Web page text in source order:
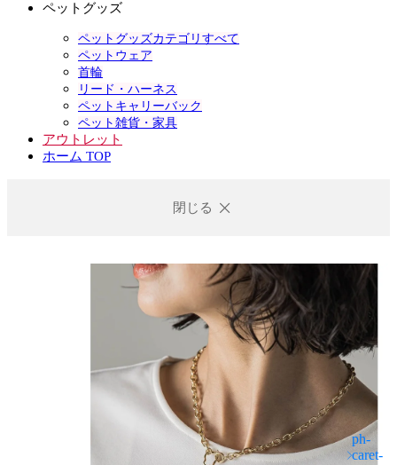
ペットグッズ
ペットグッズカテゴリすべて
ペットウェア
首輪
リード・ハーネス
ペットキャリーバック
ペット雑貨・家具
アウトレット
ホーム TOP
閉じる